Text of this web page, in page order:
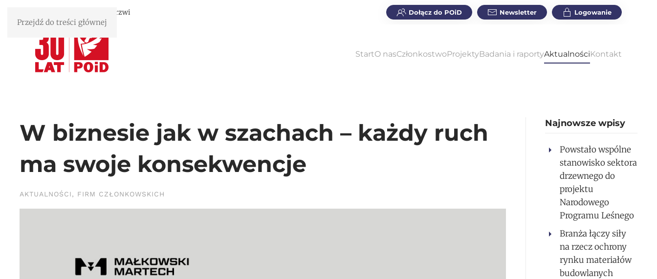
Przejdź do treści głównej
Związek Polskie Okna i Drzwi Dołącz do POiD Newsletter Logowanie
StartO nasCzłonkostwoProjektyBadania i raportyAktualnościKontakt
W biznesie jak w szachach – każdy ruch
ma swoje konsekwencje
AKTUALNOŚCI, FIRM CZŁONKOWSKICH
Najnowsze wpisy
Powstało wspólne
stanowisko sektora
drzewnego do
projektu
Narodowego
Programu Leśnego
Branża łączy siły
na rzecz ochrony
rynku materiałów
budowlanych